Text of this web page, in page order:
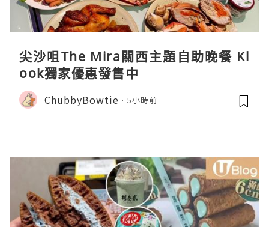
尖沙咀The Mira關西主題自助晚餐 Kl
ook獨家優惠發售中
ChubbyBowtie 5小時前